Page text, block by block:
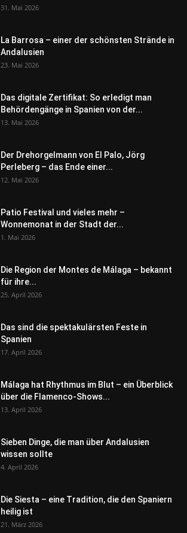
31. Mai 2026
La Barrosa – einer der schönsten Strände in
Andalusien
23. Mai 2026
Das digitale Zertifikat: So erledigt man
Behördengänge in Spanien von der...
13. Mai 2026
Der Drehorgelmann von El Palo, Jörg
Perleberg – das Ende einer...
12. Mai 2026
Patio Festival und vieles mehr –
Wonnemonat in der Stadt der...
1. Mai 2026
Die Region der Montes de Málaga – bekannt
für ihre...
25. April 2026
Das sind die spektakulärsten Feste in
Spanien
17. April 2026
Málaga hat Rhythmus im Blut – ein Überblick
über die Flamenco-Shows...
13. April 2026
Sieben Dinge, die man über Andalusien
wissen sollte
4. April 2026
Die Siesta – eine Tradition, die den Spaniern
heilig ist
21. März 2026